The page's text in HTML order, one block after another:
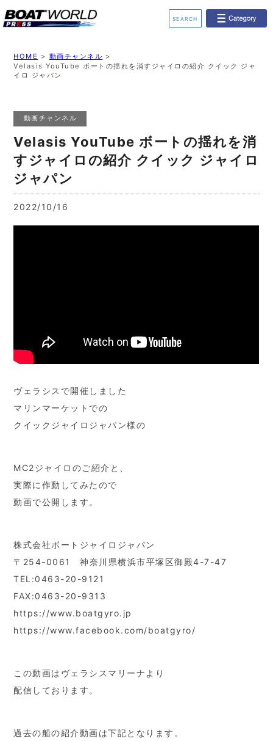
SEARCH
業界ニュース
ジェットスキー
動画チャンネル リクルート
HOME > 動画チャンネル >
Velasis YouTube ボートの揺れを消すジャイロの紹介 クイック ジャ
イロ ジャパン
動画チャンネル
Velasis YouTube ボートの揺れを消
すジャイロの紹介 クイック ジャイロ
ジャパン
2022/10/16
ヴェラシスで開催しました
マリンマーケットでの
クイックジャイロジャパン様の
MC2ジャイロのご紹介と、
実際に作動してみたので
動画で公開します。
株式会社ボートジャイロジャパン
〒254-0061 神奈川県横浜市平塚区御殿4-7-47
TEL:0463-20-9121
FAX:0463-20-9313
https://www.boatgyro.jp
https://www.facebook.com/boatgyro/
この動画はヴェラシスマリーナより
配信しております。
過去の船の紹介動画は下記となります。